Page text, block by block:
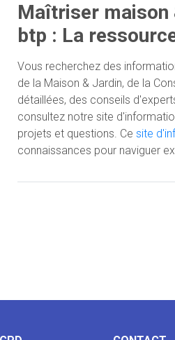
Maîtriser maison
btp : La
Vous recherchez des
de la Maison & Jardin, de la
détaillées, des conseils
consultez notre site
projets et questions. Ce site
connaissances pour naviguer